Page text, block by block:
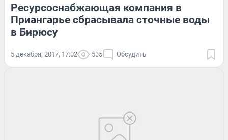
Ресурсоснабжающая компания в
Приангарье сбрасывала сточные воды
в Бирюсу
5 декабря, 2017, 17:02 535 Обсудить